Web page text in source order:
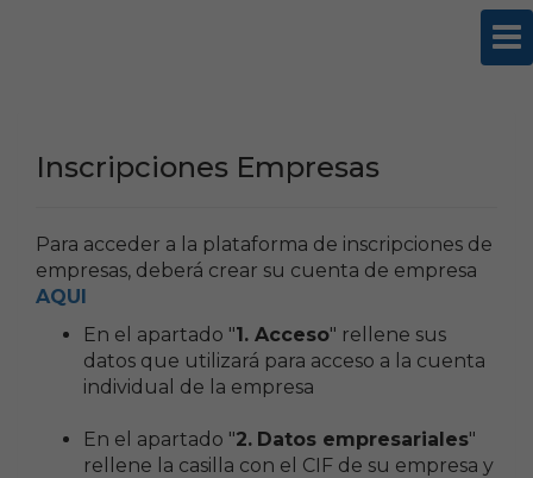
Inscripciones Empresas
Para acceder a la plataforma de inscripciones de
empresas, deberá crear su cuenta de empresa
AQUI
En el apartado "1. Acceso" rellene sus
datos que utilizará para acceso a la cuenta
individual de la empresa
En el apartado "2. Datos empresariales"
rellene la casilla con el CIF de su empresa y